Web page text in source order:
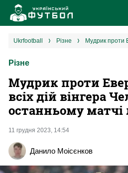
Новини
УПЛ
2 ліга
ukrfootball різне
Різне
Мудрик проти
всіх дій вінгера
останньому матчі
11 грудня 2023, 14:54
Данило Моісєнков